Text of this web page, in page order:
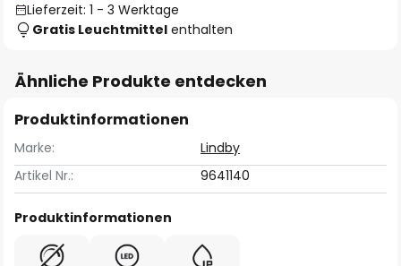
Lieferzeit: 1 - 3 Werktage
Gratis Leuchtmittel enthalten
Ähnliche Produkte entdecken
Produktinformationen
Marke:
Lindby
Artikel Nr.:
9641140
Produktinformationen